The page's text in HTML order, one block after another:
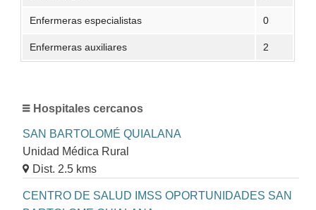
Enfermeras especialistas 0
Enfermeras auxiliares 2
Hospitales cercanos
SAN BARTOLOMÉ QUIALANA
Unidad Médica Rural
Dist. 2.5 kms
CENTRO DE SALUD IMSS OPORTUNIDADES SAN